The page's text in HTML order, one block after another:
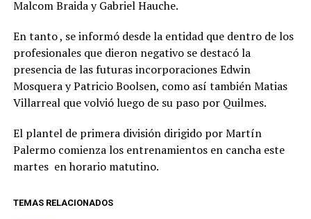
Malcom Braida y Gabriel Hauche.
En tanto , se informó desde la entidad que dentro de los
profesionales que dieron negativo se destacó la
presencia de las futuras incorporaciones Edwin
Mosquera y Patricio Boolsen, como así también Matias
Villarreal que volvió luego de su paso por Quilmes.
El plantel de primera división dirigido por Martín
Palermo comienza los entrenamientos en cancha este
martes en horario matutino.
TEMAS RELACIONADOS